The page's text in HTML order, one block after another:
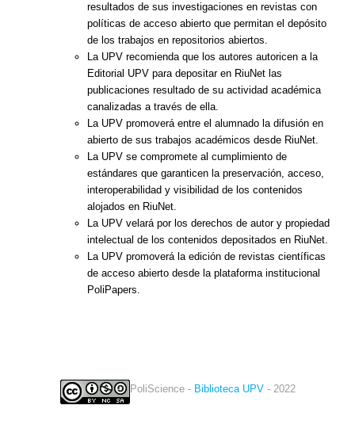
resultados de sus investigaciones en revistas con
políticas de acceso abierto que permitan el depósito
de los trabajos en repositorios abiertos.
La UPV recomienda que los autores autoricen a la
Editorial UPV para depositar en RiuNet las
publicaciones resultado de su actividad académica
canalizadas a través de ella.
La UPV promoverá entre el alumnado la difusión en
abierto de sus trabajos académicos desde RiuNet.
La UPV se compromete al cumplimiento de
estándares que garanticen la preservación, acceso,
interoperabilidad y visibilidad de los contenidos
alojados en RiuNet.
La UPV velará por los derechos de autor y propiedad
intelectual de los contenidos depositados en RiuNet.
La UPV promoverá la edición de revistas científicas
de acceso abierto desde la plataforma institucional
PoliPapers.
PoliScience - Biblioteca UPV- 2022